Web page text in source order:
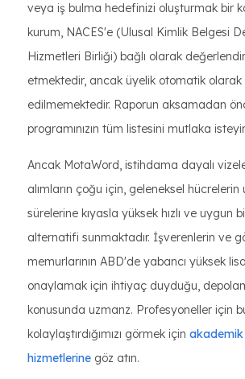
veya iş bulma hedefinizi oluşturmak bir
kurum, NACES'e (Ulusal Kimlik Belgesi
Hizmetleri Birliği) bağlı olarak
etmektedir, ancak üyelik otomatik olarak
edilmemektedir. Raporun aksamadan
programınızın tüm listesini mutlaka
Ancak MotaWord, istihdama dayalı
alımların çoğu için, geleneksel hücrelerin
sürelerine kıyasla yüksek hızlı ve uygun
alternatifi sunmaktadır. İşverenlerin ve
memurlarının ABD'de yabancı yüksek
onaylamak için ihtiyaç duyduğu,
konusunda uzmanz. Profesyoneller için
kolaylaştırdığımızı görmek için
hizmetlerine göz atın.